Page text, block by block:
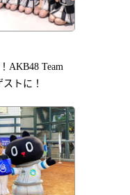
AKB48 Team
トに！